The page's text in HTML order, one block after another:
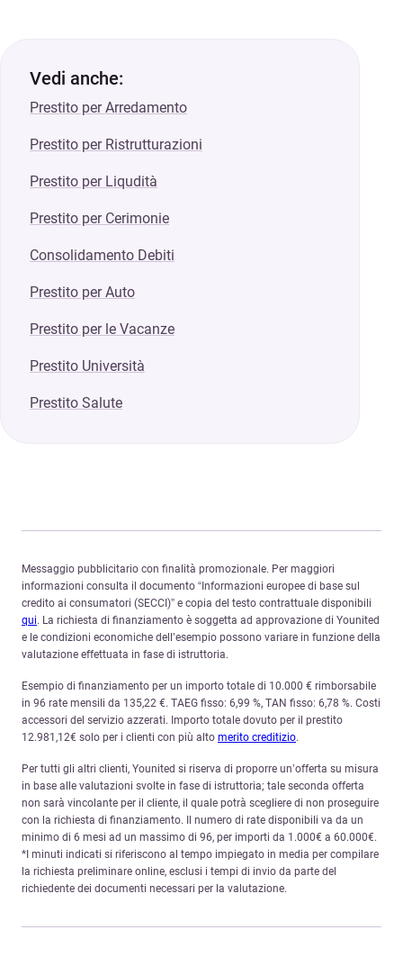
Vedi anche:
Prestito per Arredamento
Prestito per Ristrutturazioni
Prestito per Liqudità
Prestito per Cerimonie
Consolidamento Debiti
Prestito per Auto
Prestito per le Vacanze
Prestito Università
Prestito Salute
Messaggio pubblicitario con finalità promozionale. Per maggiori
informazioni consulta il documento “Informazioni europee di base sul
credito ai consumatori (SECCI)” e copia del testo contrattuale disponibili
qui. La richiesta di finanziamento è soggetta ad approvazione di Younited
e le condizioni economiche dell’esempio possono variare in funzione della
valutazione effettuata in fase di istruttoria.
Esempio di finanziamento per un importo totale di 10.000 € rimborsabile
in 96 rate mensili da 135,22 €. TAEG fisso: 6,99 %, TAN fisso: 6,78 %. Costi
accessori del servizio azzerati. Importo totale dovuto per il prestito
12.981,12€ solo per i clienti con più alto merito creditizio.
Per tutti gli altri clienti, Younited si riserva di proporre un’offerta su misura
in base alle valutazioni svolte in fase di istruttoria; tale seconda offerta
non sarà vincolante per il cliente, il quale potrà scegliere di non proseguire
con la richiesta di finanziamento. Il numero di rate disponibili va da un
minimo di 6 mesi ad un massimo di 96, per importi da 1.000€ a 60.000€.
*I minuti indicati si riferiscono al tempo impiegato in media per compilare
la richiesta preliminare online, esclusi i tempi di invio da parte del
richiedente dei documenti necessari per la valutazione.